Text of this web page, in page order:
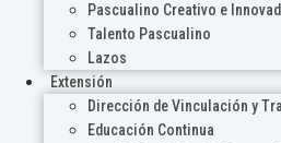
Pascualino Creativo e
Talento Pascualino
Lazos
Extensión
Dirección de Vinculación y
Educación Continua